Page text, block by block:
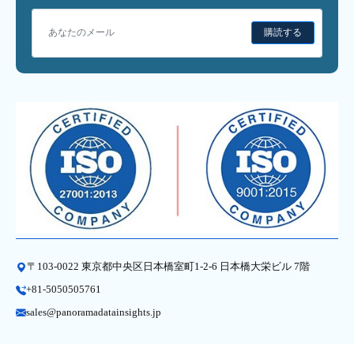
購読する
〒103-0022 東京都中央区日本橋室町1-2-6 日本橋大栄ビル 7階
+81-5050505761
sales@panoramadatainsights.jp